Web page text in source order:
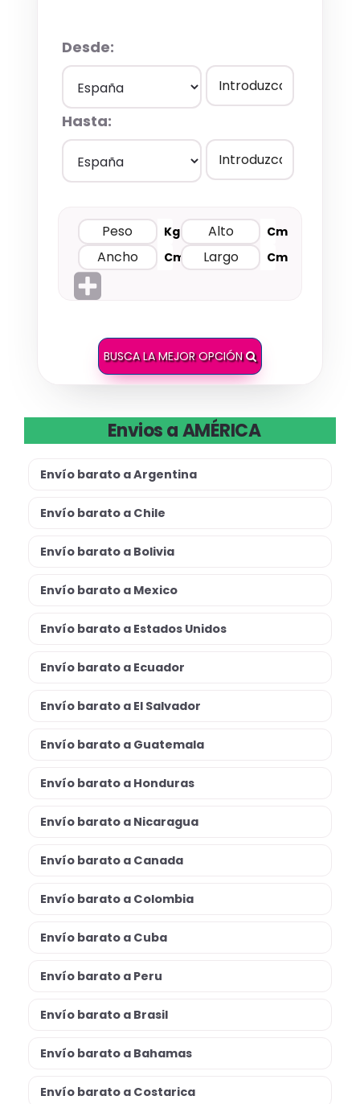
Desde:
Hasta:
Kg
Cm
Cm
Cm
BUSCA LA MEJOR OPCIÓN
Envios a AMÉRICA
Envío barato a Argentina
Envío barato a Chile
Envío barato a Bolivia
Envío barato a Mexico
Envío barato a Estados Unidos
Envío barato a Ecuador
Envío barato a El Salvador
Envío barato a Guatemala
Envío barato a Honduras
Envío barato a Nicaragua
Envío barato a Canada
Envío barato a Colombia
Envío barato a Cuba
Envío barato a Peru
Envío barato a Brasil
Envío barato a Bahamas
Envío barato a Costarica